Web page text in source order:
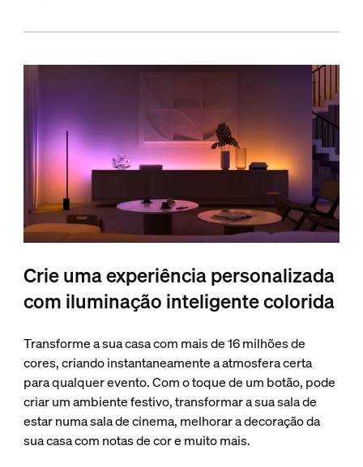
Crie uma experiência personalizada
com iluminação inteligente colorida
Transforme a sua casa com mais de 16 milhões de
cores, criando instantaneamente a atmosfera certa
para qualquer evento. Com o toque de um botão, pode
criar um ambiente festivo, transformar a sua sala de
estar numa sala de cinema, melhorar a decoração da
sua casa com notas de cor e muito mais.